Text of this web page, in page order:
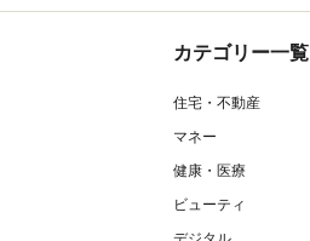
カテゴリー一覧
住宅・不動産
マネー
健康・医療
ビューティ